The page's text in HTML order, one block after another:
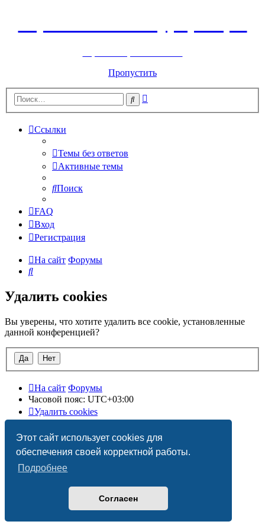
Этот сайт использует cookies для
обеспечения своей корректной работы.
Подробнее
Согласен
Пропустить
Поиск
Ссылки
Темы без ответов
Активные темы
Поиск
FAQ
Вход
Регистрация
На сайт Форумы
Поиск
Удалить cookies
Вы уверены, что хотите удалить все cookie, установленные
данной конференцией?
На сайт Форумы
Часовой пояс: UTC+03:00
Удалить cookies